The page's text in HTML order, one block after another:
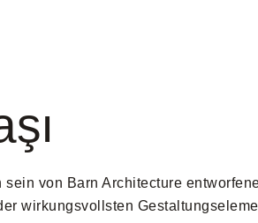
sein von Barn Architecture
wirkungsvollsten